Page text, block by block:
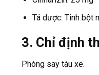
Tá dược: Tinh bột
3. Chỉ định
Phòng say tàu xe.